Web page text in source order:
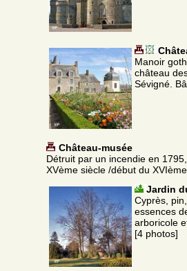
Manoir
château
Sévigné.
Château-musée
Détruit par un incendie en
XVème siècle /début du
Jardin
Cyprès,
essences
arboricole
[4 photos]